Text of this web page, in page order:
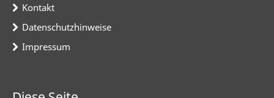
Kontakt
Datenschutzhinweise
Impressum